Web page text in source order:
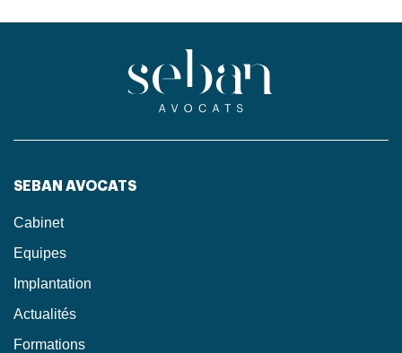
SEBAN AVOCATS
Cabinet
Equipes
Implantation
Actualités
Formations